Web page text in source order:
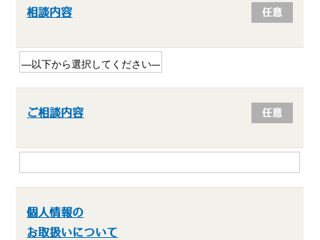
相談内容 任意
ご相談内容 任意
個人情報の
お取扱いについて